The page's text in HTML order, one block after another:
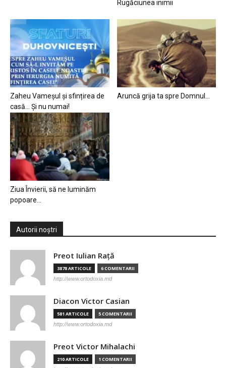
Rugăciunea inimii
Zaheu Vameșul și sfințirea de
casă… Și nu numai!
Aruncă grija ta spre Domnul…
Ziua Învierii, să ne luminăm
popoare…
Autorii noștri
Preot Iulian Raţă
3878 ARTICOLE 6 COMENTARII
http://www.ortodoxia.md
Diacon Victor Casian
581 ARTICOLE 5 COMENTARII
http://www.ortodoxia.md
Preot Victor Mihalachi
210 ARTICOLE 1 COMENTARII